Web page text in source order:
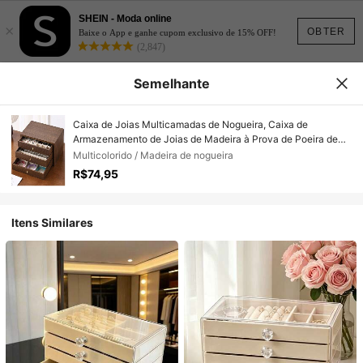
OBTER
×
SHEIN - Moda online
Baixe o App e ganhe cupom exclusivo de 15% OFF!
(2,847)
Semelhante
Caixa de Joias Multicamadas de Nogueira, Caixa de
Armazenamento de Joias de Madeira à Prova de Poeira de
Alta Qualidade para Brincos, Anéis, Colares
Multicolorido / Madeira de nogueira
R$74,95
Itens Similares